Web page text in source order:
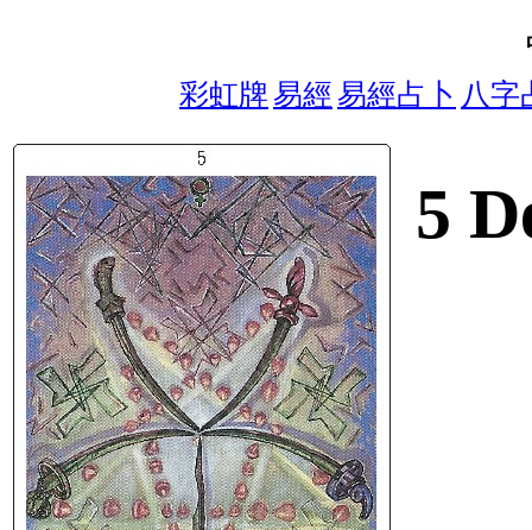
彩虹牌 易經 易經占卜 八字
5